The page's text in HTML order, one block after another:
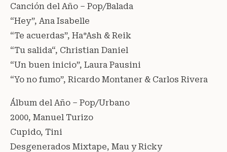
Canción del Año – Pop/Balada
“Hey”, Ana Isabelle
“Te acuerdas”, Ha*Ash & Reik
“Tu salida“, Christian Daniel
“Un buen inicio”, Laura Pausini
“Yo no fumo”, Ricardo Montaner & Carlos Rivera
Álbum del Año – Pop/Urbano
2000, Manuel Turizo
Cupido, Tini
Desgenerados Mixtape, Mau y Ricky